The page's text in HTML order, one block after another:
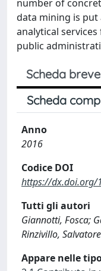
number of
data mining is
analytical
public
Scheda breve
Scheda
Anno
2016
Codice DOI
https://dx.doi.org/
Tutti gli autori
Giannotti, Fosca;
Rinzivillo, Salvatore
Appare nelle